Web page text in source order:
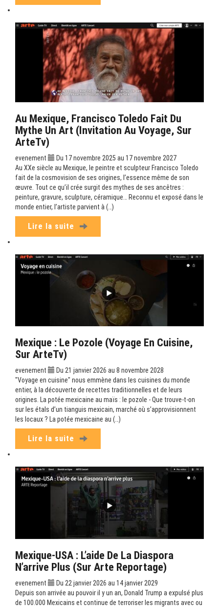
Au Mexique, Francisco Toledo Fait Du
Mythe Un Art (Invitation Au Voyage, Sur
ArteTv)
evenement
Du 17 novembre 2025 au 17 novembre 2027
Au XXe siècle au Mexique, le peintre et sculpteur Francisco Toledo
fait de la cosmovision de ses origines, l’essence même de son
œuvre. Tout ce qu’il crée surgit des mythes de ses ancêtres :
peinture, gravure, sculpture, céramique… Reconnu et exposé dans le
monde entier, l’artiste parvient à (…)
Lire la suite
Mexique : Le Pozole (Voyage En Cuisine,
Sur ArteTv)
evenement
Du 21 janvier 2026 au 8 novembre 2028
"Voyage en cuisine" nous emmène dans les cuisines du monde
entier, à la découverte de recettes traditionnelles et de leurs
origines. La potée mexicaine au maïs : le pozole - Que trouve-t-on
sur les étals d’un tianguis mexicain, marché où s’approvisionnent
les locaux ? La potée mexicaine au (…)
Lire la suite
Mexique-USA : L’aide De La Diaspora
N’arrive Plus (sur Arte Reportage)
evenement
Du 22 janvier 2026 au 14 janvier 2029
Depuis son arrivée au pouvoir il y un an, Donald Trump a expulsé plus
de 100.000 Mexicains et continue de terroriser les migrants avec ou